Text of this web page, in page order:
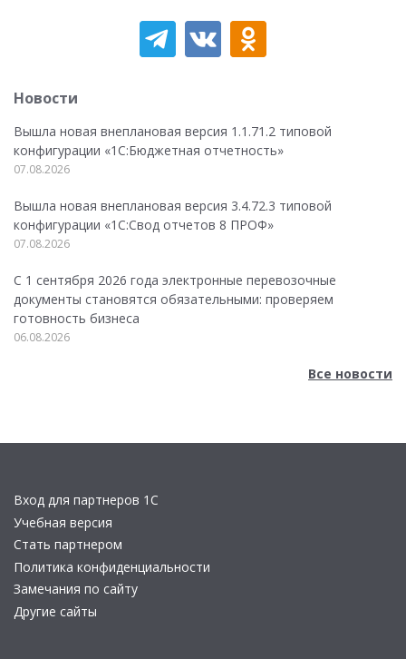
Новости
Вышла новая внеплановая версия 1.1.71.2 типовой
конфигурации «1C:Бюджетная отчетность»
07.08.2026
Вышла новая внеплановая версия 3.4.72.3 типовой
конфигурации «1C:Свод отчетов 8 ПРОФ»
07.08.2026
С 1 сентября 2026 года электронные перевозочные
документы становятся обязательными: проверяем
готовность бизнеса
06.08.2026
Все новости
Вход для партнеров 1С
Учебная версия
Стать партнером
Политика конфиденциальности
Замечания по сайту
Другие сайты